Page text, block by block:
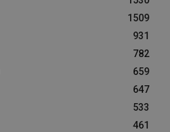
1509
931
782
659
647
533
461